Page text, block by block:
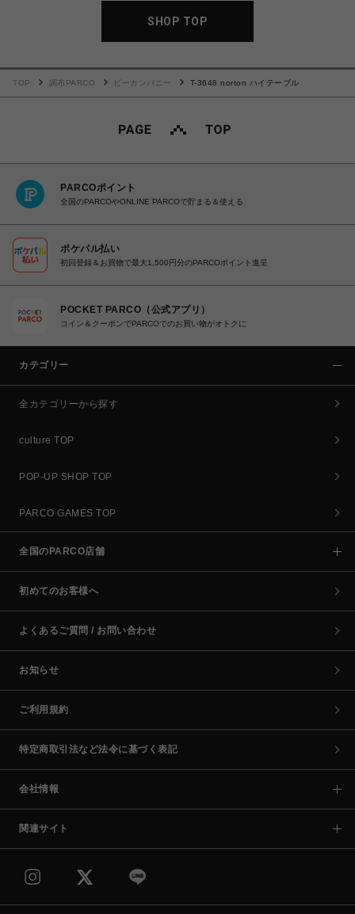
SHOP TOP
TOP 調布PARCO ビーカンパニー T-3648 norton ハイテーブル
PARCOポイント
全国のPARCOやONLINE PARCOで貯まる＆使える
ポケパル払い
初回登録＆お買物で最大1,500円分のPARCOポイント進呈
POCKET PARCO（公式アプリ）
コイン＆クーポンでPARCOでのお買い物がオトクに
カテゴリー
全カテゴリーから探す
culture TOP
POP-UP SHOP TOP
PARCO GAMES TOP
全国のPARCO店舗
初めてのお客様へ
よくあるご質問 / お問い合わせ
お知らせ
ご利用規約
特定商取引法など法令に基づく表記
会社情報
関連サイト